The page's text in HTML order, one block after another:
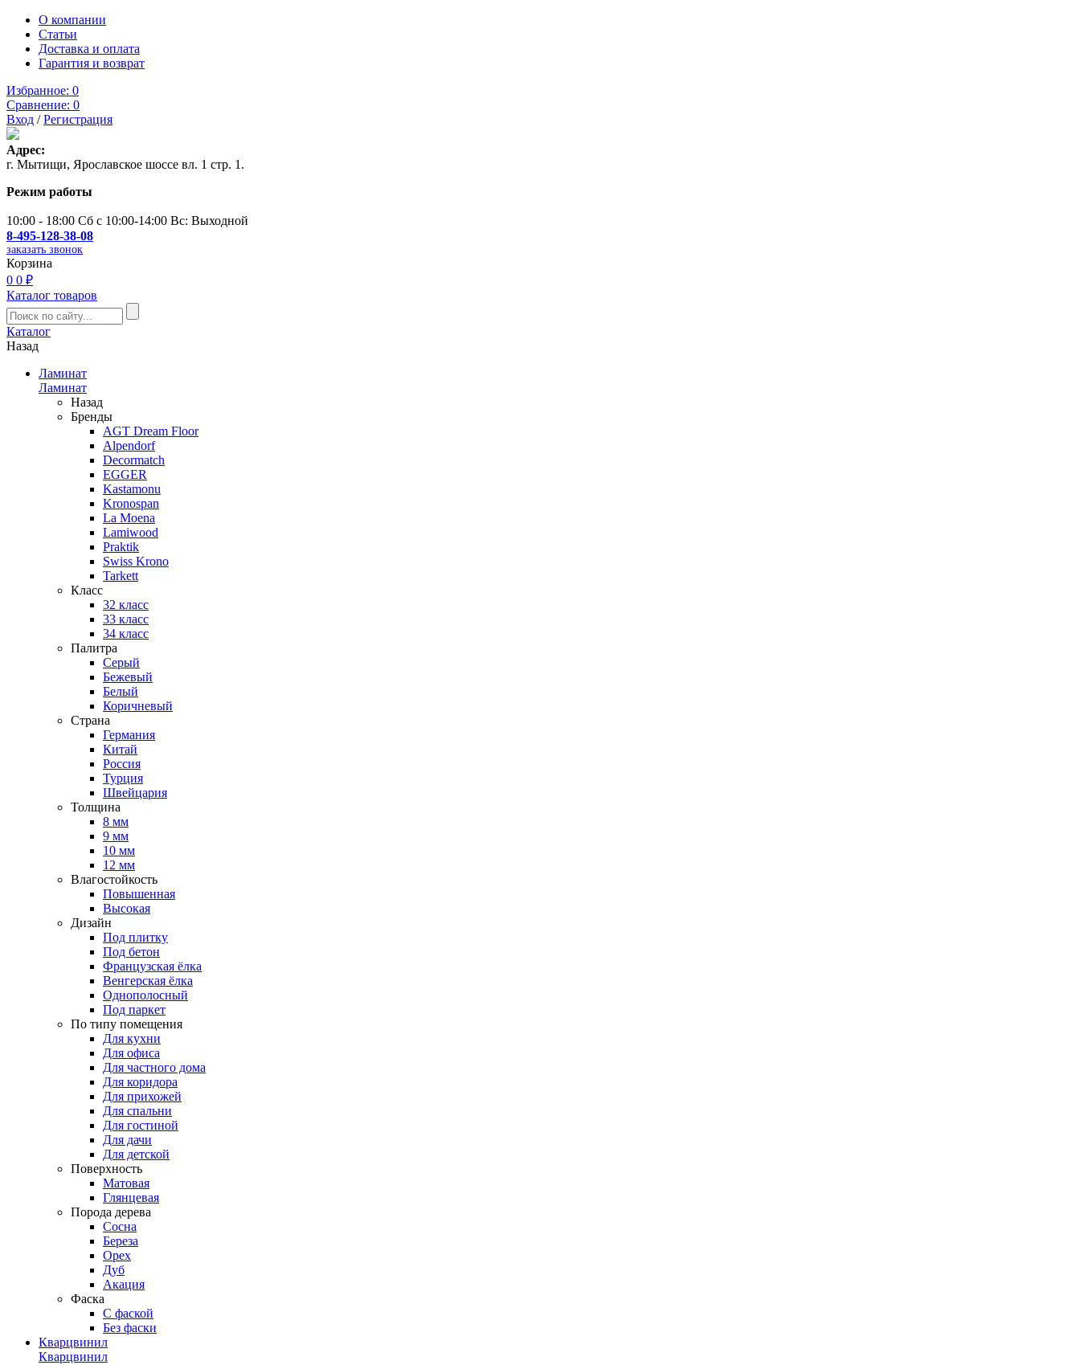
О компании
Статьи
Доставка и оплата
Гарантия и возврат
Избранное: 0
Сравнение: 0
Вход /Регистрация
Адрес:
г. Мытищи, Ярославское шоссе вл. 1 стр. 1.
Режим работы
10:00 - 18:00 Сб с 10:00-14:00 Вс: Выходной
8-495-128-38-08
заказать звонок
Корзина
0 0 ₽
Каталог товаров
Каталог
Назад
Ламинат
Ламинат
Назад
Бренды
AGT Dream Floor
Alpendorf
Decormatch
EGGER
Kastamonu
Kronospan
La Moena
Lamiwood
Praktik
Swiss Krono
Tarkett
Класс
32 класс
33 класс
34 класс
Палитра
Серый
Бежевый
Белый
Коричневый
Страна
Германия
Китай
Россия
Турция
Швейцария
Толщина
8 мм
9 мм
10 мм
12 мм
Влагостойкость
Повышенная
Высокая
Дизайн
Под плитку
Под бетон
Французская ёлка
Венгерская ёлка
Однополосный
Под паркет
По типу помещения
Для кухни
Для офиса
Для частного дома
Для коридора
Для прихожей
Для спальни
Для гостиной
Для дачи
Для детской
Поверхность
Матовая
Глянцевая
Порода дерева
Сосна
Береза
Орех
Дуб
Акация
Фаска
С фаской
Без фаски
Кварцвинил
Кварцвинил